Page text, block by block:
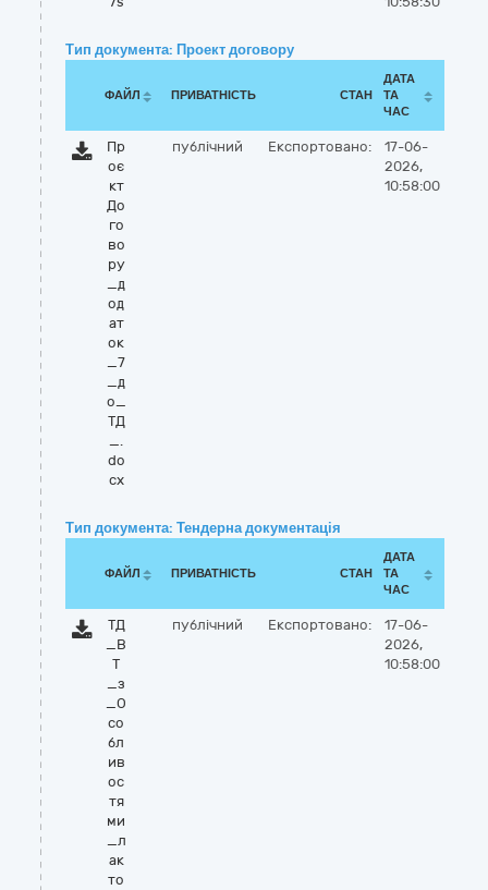
Тип документа: Проект договору
ФАЙЛ ПРИВАТНІСТЬ СТАН
ДАТА
ТА
ЧАС
Пр
оє
кт
До
го
во
ру
_д
од
ат
ок
_7
_д
о_
ТД
_.
do
cx
публічний Експортовано:
17-06-
2026,
10:58:00
Тип документа: Тендерна документація
ФАЙЛ ПРИВАТНІСТЬ СТАН
ДАТА
ТА
ЧАС
ТД
_В
Т
_з
_О
со
бл
ив
ос
тя
ми
_л
ак
то
публічний Експортовано:
17-06-
2026,
10:58:00